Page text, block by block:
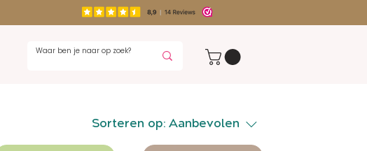
Sorteren op: Aanbevolen